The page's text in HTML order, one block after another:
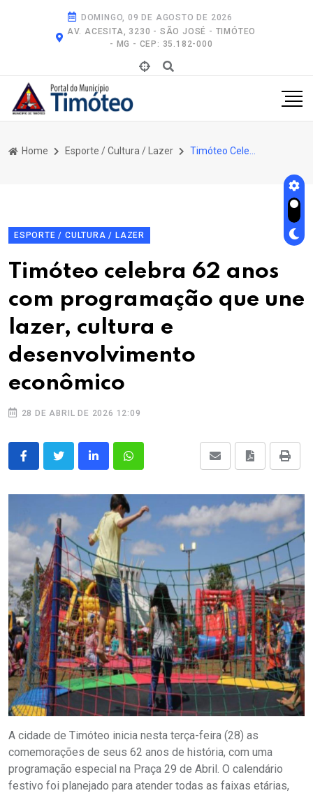
DOMINGO, 09 DE AGOSTO DE 2026
AV. ACESITA, 3230 - SÃO JOSÉ - TIMÓTEO
- MG - CEP: 35.182-000
Home Esporte / Cultura / Lazer
ESPORTE / CULTURA / LAZER
Timóteo celebra 62 anos
com programação que une
lazer, cultura e
desenvolvimento
econômico
28 DE ABRIL DE 2026 12:09
A cidade de Timóteo inicia nesta terça-feira (28) as
comemorações de seus 62 anos de história, com uma
programação especial na Praça 29 de Abril. O calendário
festivo foi planejado para atender todas as faixas etárias,